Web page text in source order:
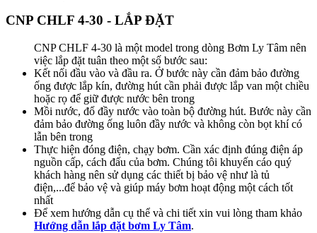
CNP CHLF 4-30 - LẮP ĐẶT
CNP CHLF 4-30 là một model trong dòng Bơm Ly Tâm nên
việc lắp đặt tuân theo một số bước sau:
Kết nối đầu vào và đầu ra. Ở bước này cần đảm bảo đường
ống được lắp kín, đường hút cần phải được lắp van một chiều
hoặc rọ để giữ được nước bên trong
Mồi nước, đổ đầy nước vào toàn bộ đường hút. Bước này cần
đảm bảo đường ống luôn đầy nước và không còn bọt khí có
lẫn bên trong
Thực hiện đóng điện, chạy bơm. Cần xác định đúng điện áp
nguồn cấp, cách đấu của bơm. Chúng tôi khuyến cáo quý
khách hàng nên sử dụng các thiết bị bảo vệ như là tủ
điện,...để bảo vệ và giúp máy bơm hoạt động một cách tốt
nhất
Để xem hướng dẫn cụ thể và chi tiết xin vui lòng tham khảo
Hướng dẫn lắp đặt bơm Ly Tâm.